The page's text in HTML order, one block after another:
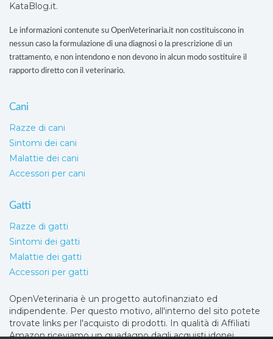
KataBlog.it.
Le informazioni contenute su OpenVeterinaria.it non costituiscono in
nessun caso la formulazione di una diagnosi o la prescrizione di un
trattamento, e non intendono e non devono in alcun modo sostituire il
rapporto diretto con il veterinario.
Cani
Razze di cani
Sintomi dei cani
Malattie dei cani
Accessori per cani
Gatti
Razze di gatti
Sintomi dei gatti
Malattie dei gatti
Accessori per gatti
OpenVeterinaria è un progetto autofinanziato ed
indipendente. Per questo motivo, all'interno del sito potete
trovate links per l'acquisto di prodotti. In qualità di Affiliati
Amazon riceviamo un guadagno dagli acquisti idonei